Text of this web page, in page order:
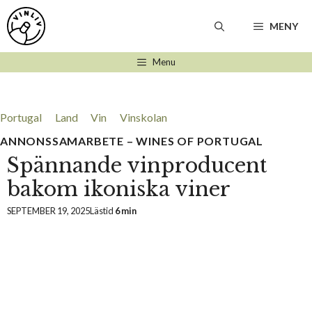
Hoppa
till
innehåll
MENY
Menu
Portugal Land Vin
Vinskolan
ANNONSSAMARBETE – WINES OF PORTUGAL
Spännande vinproducent
bakom ikoniska viner
SEPTEMBER 19, 2025Lästid 6 min